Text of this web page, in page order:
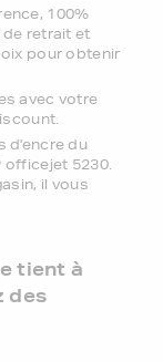
100%
retrait et
pour obtenir
avec votre
d'encre du
5230.
il vous
tient à
des